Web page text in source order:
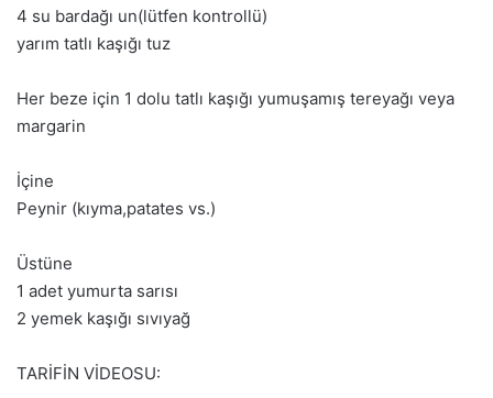
4 su bardağı un(lütfen kontrollü)
yarım tatlı kaşığı tuz
Her beze için 1 dolu tatlı kaşığı yumuşamış tereyağı veya
margarin
İçine
Peynir (kıyma,patates vs.)
Üstüne
1 adet yumurta sarısı
2 yemek kaşığı sıvıyağ
TARİFİN VİDEOSU: